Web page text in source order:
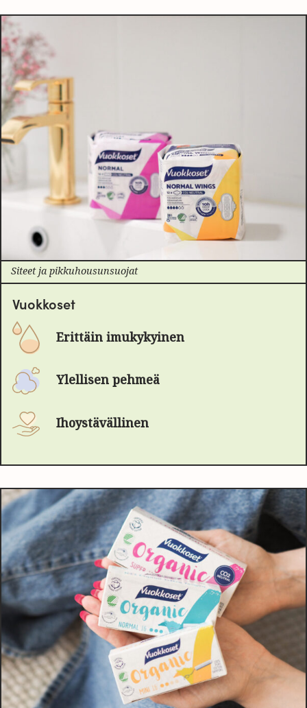
Siteet ja pikkuhousunsuojat
Vuokkoset
Erittäin imukykyinen
Ylellisen pehmeä
Ihoystävällinen